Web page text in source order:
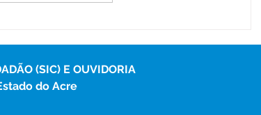
Boa Água e Bonal
(SIC) E OUVIDORIA
do Acre